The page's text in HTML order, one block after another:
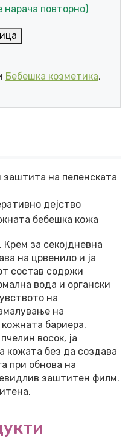
нарача повторно)
РЕГИЈА 100 мл
Бебешка козметика,
на пеленската
дејство
бебешка кожа
за секојдневна
на црвенило и ја
состав содржи
вода и органски
на
на
бариера.
восок, ја
кожата без да создава
при обнова на
заштитен филм.